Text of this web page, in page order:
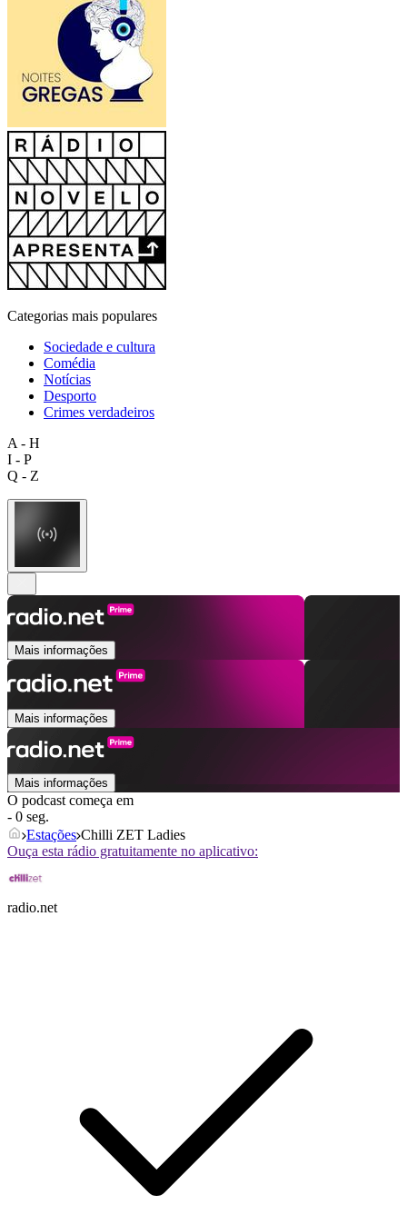
Categorias mais populares
Sociedade e cultura
Comédia
Notícias
Desporto
Crimes verdadeiros
A - H
I - P
Q - Z
Mais informações
Mais informações
Mais informações
O podcast começa em
- 0 seg.
Estações Chilli ZET Ladies
Ouça esta rádio gratuitamente no aplicativo:
radio.net